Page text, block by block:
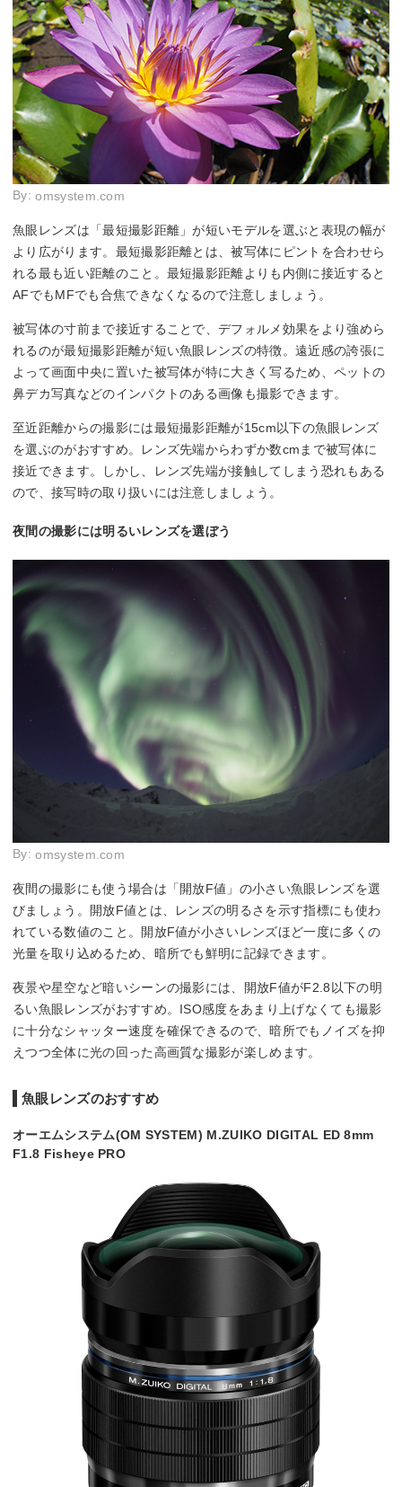
By:omsystem.com
魚眼レンズは「最短撮影距離」が短いモデルを選ぶと表現の幅が
より広がります。最短撮影距離とは、被写体にピントを合わせら
れる最も近い距離のこと。最短撮影距離よりも内側に接近すると
AFでもMFでも合焦できなくなるので注意しましょう。
被写体の寸前まで接近することで、デフォルメ効果をより強めら
れるのが最短撮影距離が短い魚眼レンズの特徴。遠近感の誇張に
よって画面中央に置いた被写体が特に大きく写るため、ペットの
鼻デカ写真などのインパクトのある画像も撮影できます。
至近距離からの撮影には最短撮影距離が15cm以下の魚眼レンズ
を選ぶのがおすすめ。レンズ先端からわずか数cmまで被写体に
接近できます。しかし、レンズ先端が接触してしまう恐れもある
ので、接写時の取り扱いには注意しましょう。
夜間の撮影には明るいレンズを選ぼう
By:omsystem.com
夜間の撮影にも使う場合は「開放F値」の小さい魚眼レンズを選
びましょう。開放F値とは、レンズの明るさを示す指標にも使わ
れている数値のこと。開放F値が小さいレンズほど一度に多くの
光量を取り込めるため、暗所でも鮮明に記録できます。
夜景や星空など暗いシーンの撮影には、開放F値がF2.8以下の明
るい魚眼レンズがおすすめ。ISO感度をあまり上げなくても撮影
に十分なシャッター速度を確保できるので、暗所でもノイズを抑
えつつ全体に光の回った高画質な撮影が楽しめます。
魚眼レンズのおすすめ
オーエムシステム(OM SYSTEM) M.ZUIKO DIGITAL ED 8mm
F1.8 Fisheye PRO